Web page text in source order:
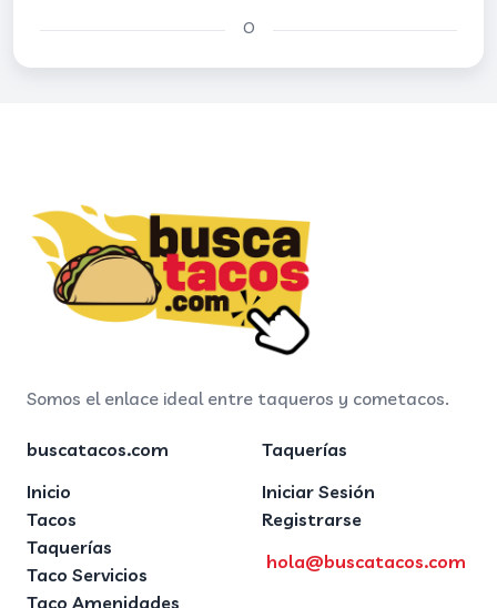
O
Somos el enlace ideal entre taqueros y cometacos.
buscatacos.com
Inicio
Tacos
Taquerías
Taco Servicios
Taco Amenidades
Taquerías
Iniciar Sesión
Registrarse
hola@buscatacos.com